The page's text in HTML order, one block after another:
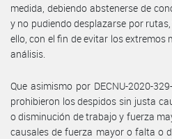
medida, debiendo abstenerse de
y no pudiendo desplazarse por
ello, con el fin de evitar los
análisis.
Que asimismo por DECNU-2020-
prohibieron los despidos sin justa
o disminución de trabajo y fuerza
causales de fuerza mayor o falta o